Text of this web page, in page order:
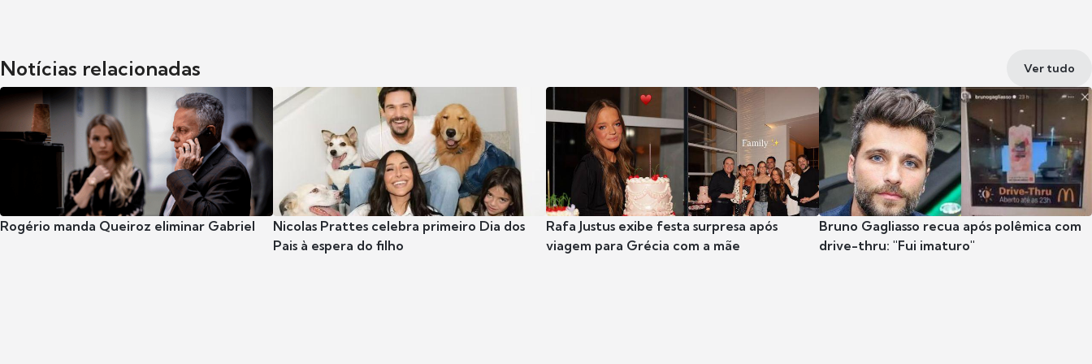
Notícias relacionadas Ver tudo
Rogério manda Queiroz eliminar Gabriel
Nicolas Prattes celebra primeiro Dia dos
Pais à espera do filho
Rafa Justus exibe festa surpresa após
viagem para Grécia com a mãe
Bruno Gagliasso recua após polêmica com
drive-thru: "Fui imaturo"